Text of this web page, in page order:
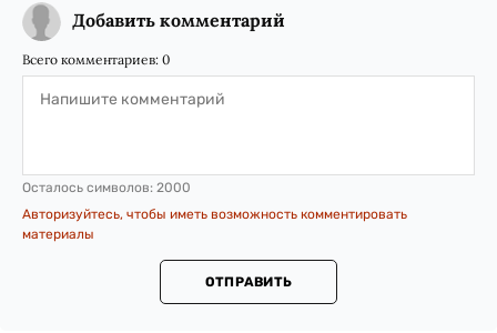
Добавить комментарий
Всего комментариев: 0
Осталось символов: 2000
Авторизуйтесь, чтобы иметь возможность комментировать
материалы
ОТПРАВИТЬ